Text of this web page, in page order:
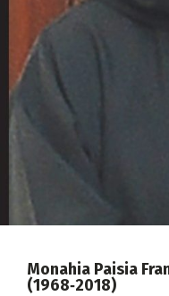
2021
2020
2016
2014
Monahia Paisia
(1968‑2018)